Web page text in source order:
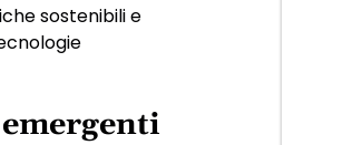
sostenibili e